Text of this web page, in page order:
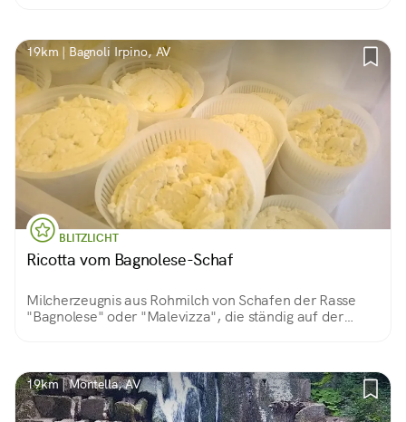
19km | Bagnoli Irpino, AV
BLITZLICHT
Ricotta vom Bagnolese-Schaf
Milcherzeugnis aus Rohmilch von Schafen der Rasse
"Bagnolese" oder "Malevizza", die ständig auf der
19km | Montella, AV